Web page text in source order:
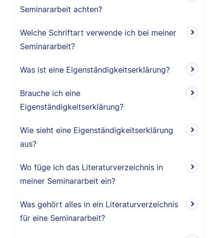
Seminararbeit achten?
Welche Schriftart verwende ich bei meiner
Seminararbeit?
Was ist eine Eigenständigkeitserklärung?
Brauche ich eine
Eigenständigkeitserklärung?
Wie sieht eine Eigenständigkeitserklärung
aus?
Wo füge ich das Literaturverzeichnis in
meiner Seminararbeit ein?
Was gehört alles in ein Literaturverzeichnis
für eine Seminararbeit?